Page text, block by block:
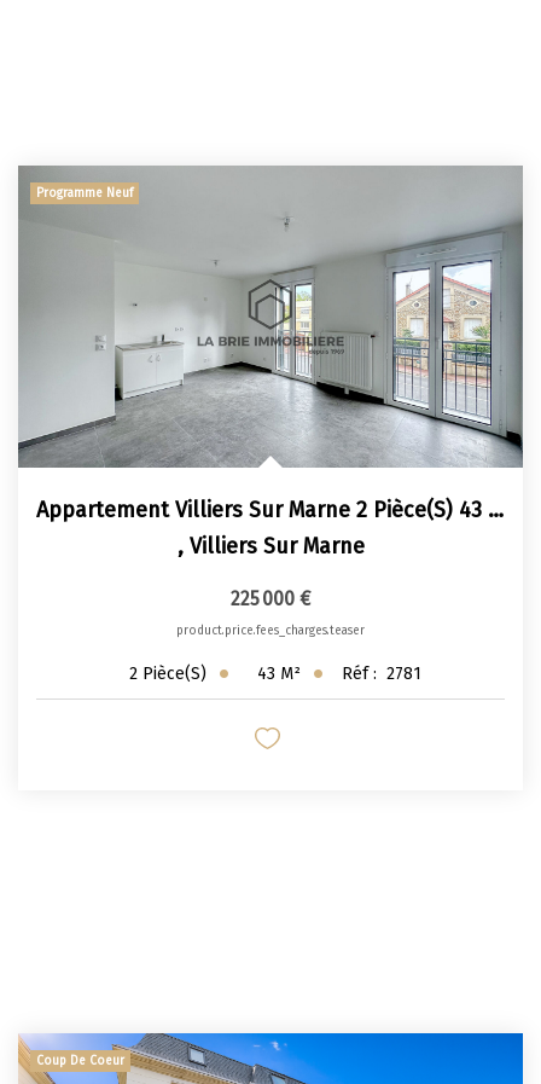
Programme Neuf
Appartement Villiers Sur Marne 2 Pièce(s) 43 M2
, Villiers Sur Marne
225 000 €
product.price.fees_charges.teaser
2 Pièce(s) 43 M² Réf : 2781
Coup De Coeur